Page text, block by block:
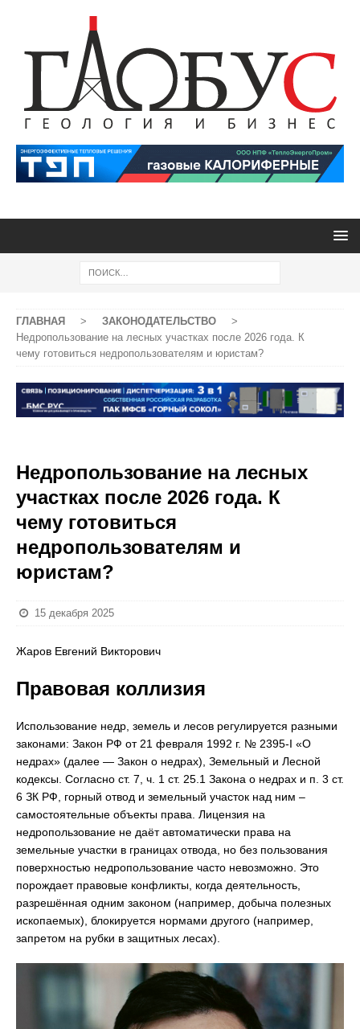
ГЛАВНАЯ > ЗАКОНОДАТЕЛЬСТВО
>
Недропользование на лесных участках после 2026 года. К
чему готовиться недропользователям и юристам?
Недропользование на лесных
участках после 2026 года. К
чему готовиться
недропользователям и
юристам?
15 декабря 2025
Жаров Евгений Викторович
Правовая коллизия
Использование недр, земель и лесов регулируется разными
законами: Закон РФ от 21 февраля 1992 г. № 2395-I «О
недрах» (далее — Закон о недрах), Земельный и Лесной
кодексы. Согласно ст. 7, ч. 1 ст. 25.1 Закона о недрах и п. 3 ст.
6 ЗК РФ, горный отвод и земельный участок над ним –
самостоятельные объекты права. Лицензия на
недропользование не даёт автоматически права на
земельные участки в границах отвода, но без пользования
поверхностью недропользование часто невозможно. Это
порождает правовые конфликты, когда деятельность,
разрешённая одним законом (например, добыча полезных
ископаемых), блокируется нормами другого (например,
запретом на рубки в защитных лесах).